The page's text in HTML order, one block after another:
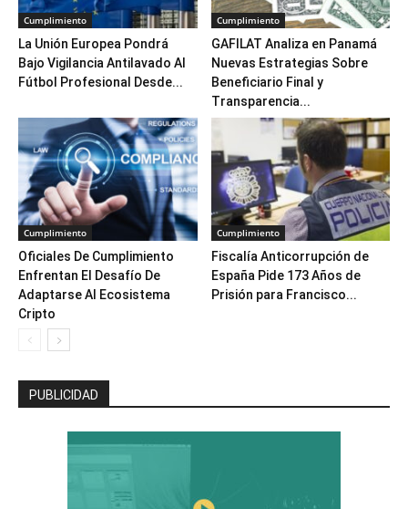
Cumplimiento
La Unión Europea Pondrá
Bajo Vigilancia Antilavado Al
Fútbol Profesional Desde...
Cumplimiento
GAFILAT Analiza en Panamá
Nuevas Estrategias Sobre
Beneficiario Final y
Transparencia...
Cumplimiento
Oficiales De Cumplimiento
Enfrentan El Desafío De
Adaptarse Al Ecosistema
Cripto
Cumplimiento
Fiscalía Anticorrupción de
España Pide 173 Años de
Prisión para Francisco...
PUBLICIDAD